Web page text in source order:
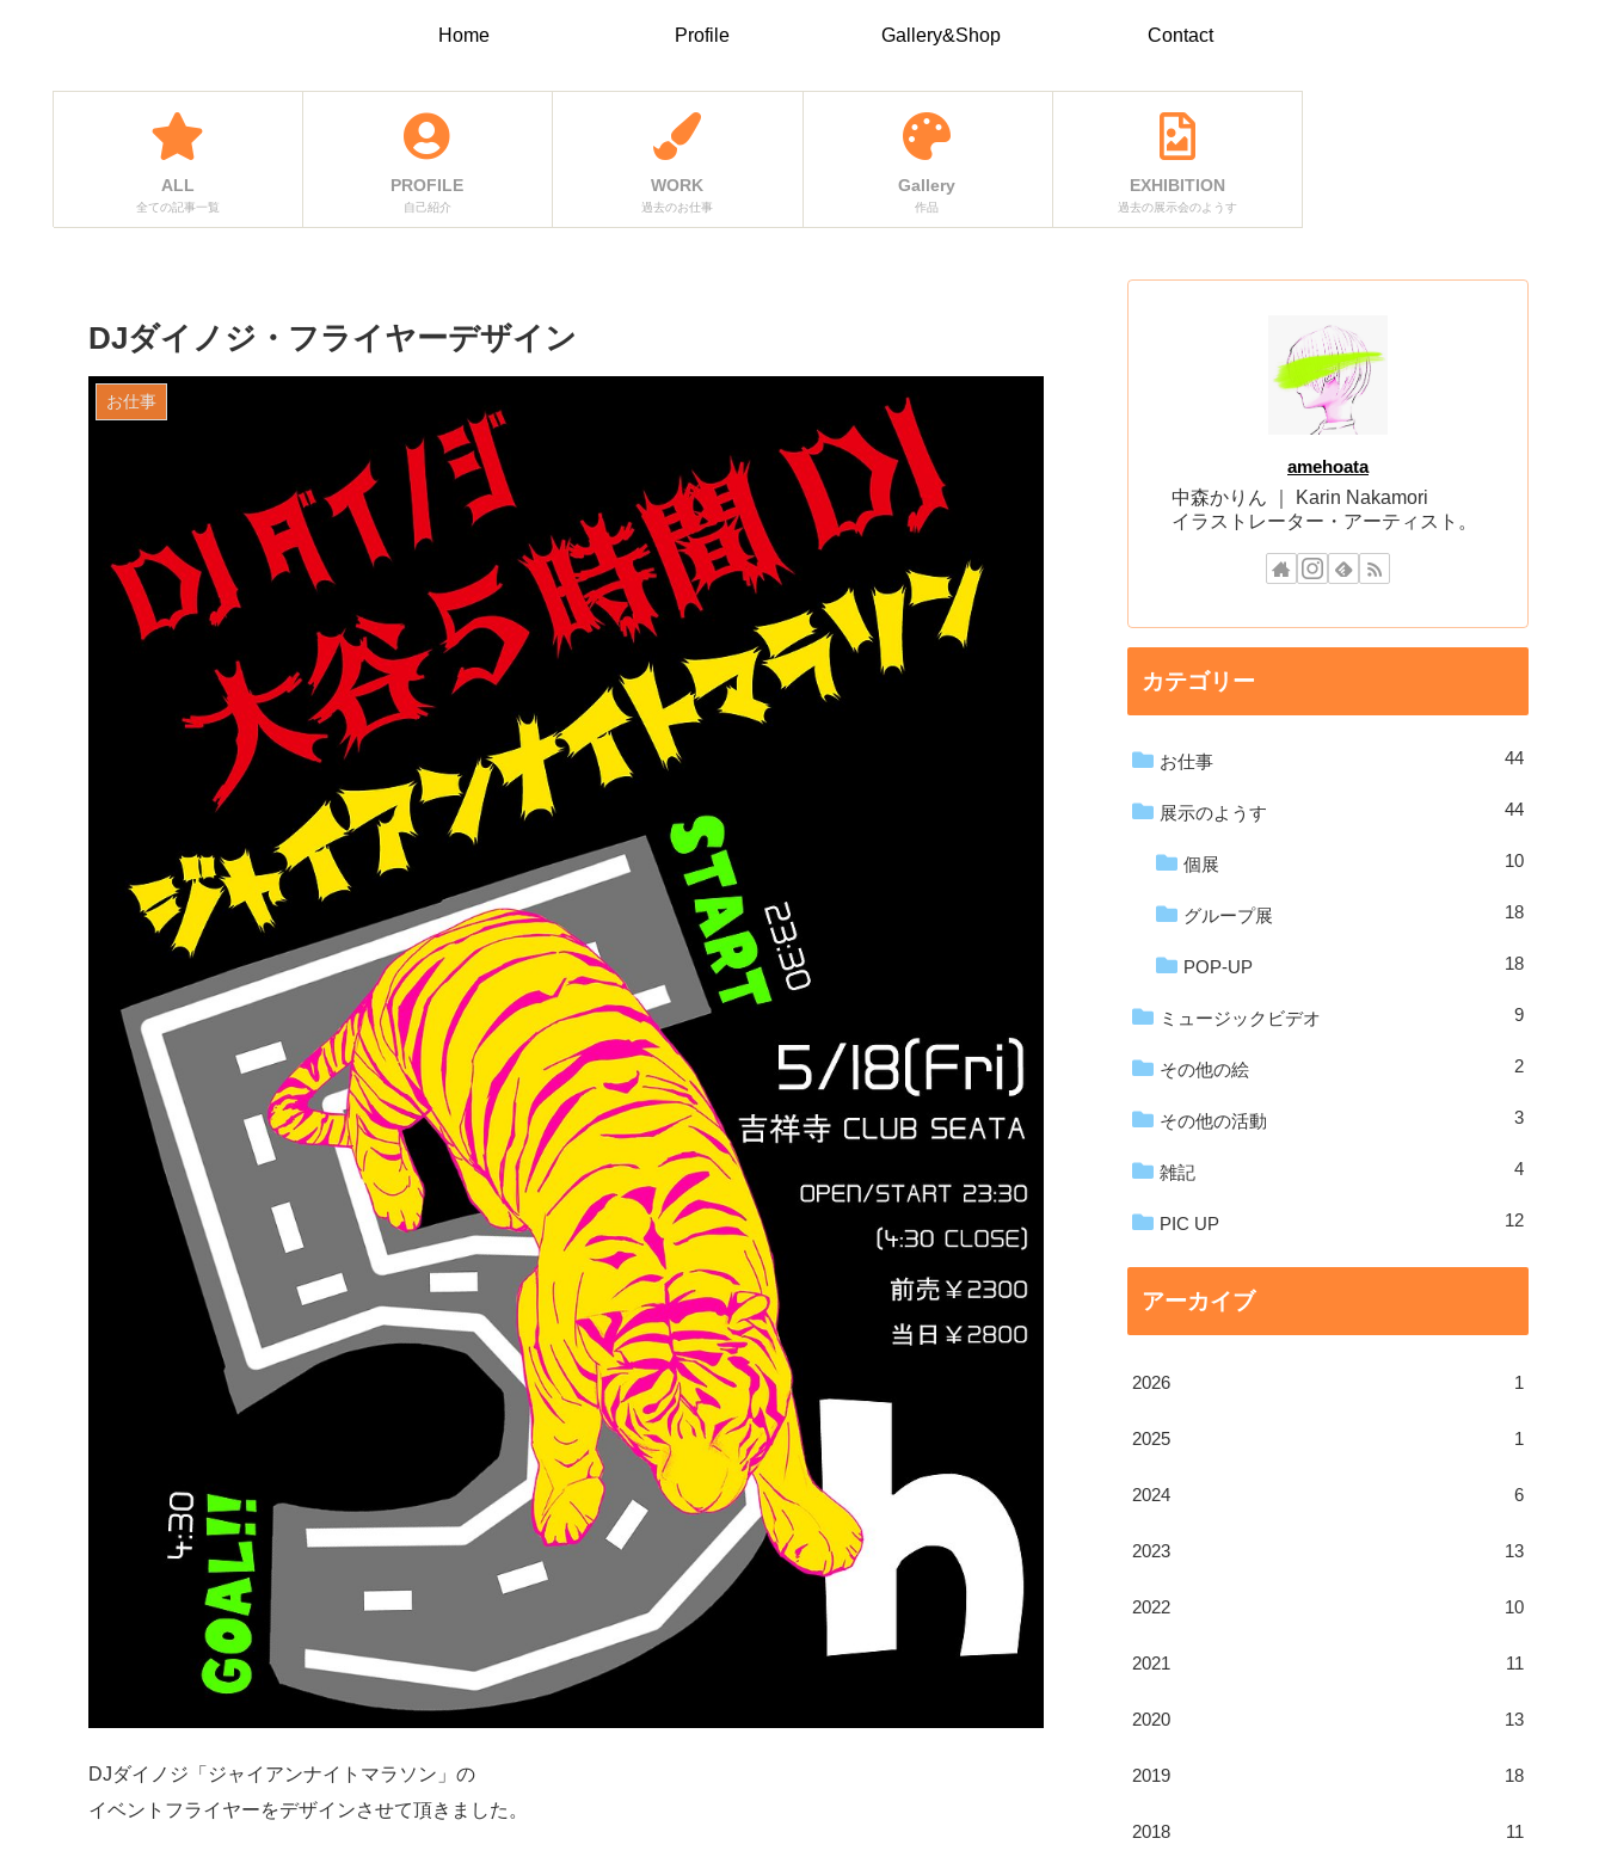
Home Profile Gallery&Shop Contact
ALL
全ての記事一覧
PROFILE
自己紹介
WORK
過去のお仕事
Gallery
作品
EXHIBITION
過去の展示会のようす
DJダイノジ・フライヤーデザイン
お仕事
DJダイノジ「ジャイアンナイトマラソン」の
イベントフライヤーをデザインさせて頂きました。
amehoata
中森かりん ｜ Karin Nakamori
イラストレーター・アーティスト。
カテゴリー
お仕事 44
展示のようす 44
個展 10
グループ展 18
POP-UP 18
ミュージックビデオ 9
その他の絵 2
その他の活動 3
雑記 4
PIC UP 12
アーカイブ
2026 1
2025 1
2024 6
2023 13
2022 10
2021 11
2020 13
2019 18
2018 11